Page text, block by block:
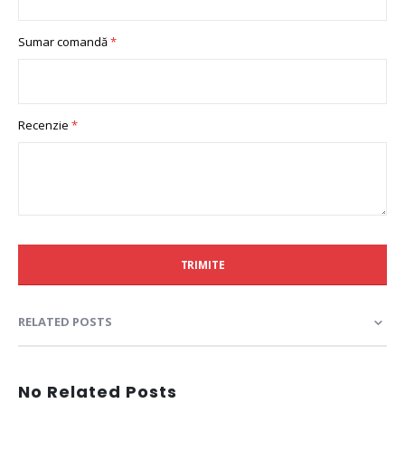
Sumar comandă
Recenzie
TRIMITE
RELATED POSTS
No Related Posts